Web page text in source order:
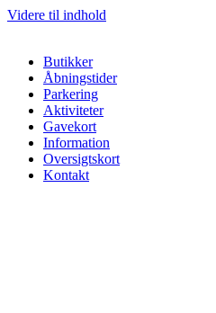
Videre til indhold
Butikker
Åbningstider
Parkering
Aktiviteter
Gavekort
Information
Oversigtskort
Kontakt